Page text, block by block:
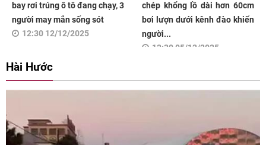
bay rơi trúng ô tô đang chạy, 3
người may mắn sống sót
12:30 12/12/2025
chép khổng lồ dài hơn 60cm
bơi lượn dưới kênh đào khiến
người...
12:30 05/12/2025
Hài Hước